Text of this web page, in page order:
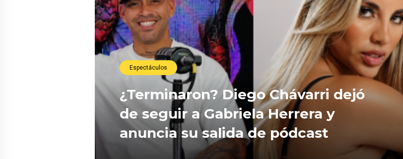
Espectáculos
¿Terminaron? Diego Chávarri dejó
de seguir a Gabriela Herrera y
anuncia su salida de pódcast